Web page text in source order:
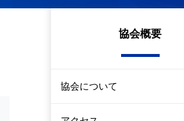
協会概要
協会について